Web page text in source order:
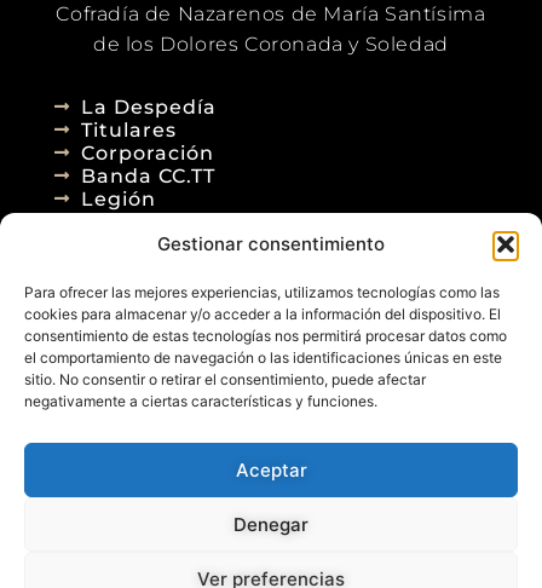
Gestionar consentimiento
Para ofrecer las mejores experiencias, utilizamos tecnologías como las
cookies para almacenar y/o acceder a la información del dispositivo. El
consentimiento de estas tecnologías nos permitirá procesar datos como
el comportamiento de navegación o las identificaciones únicas en este
sitio. No consentir o retirar el consentimiento, puede afectar
negativamente a ciertas características y funciones.
Aceptar
Denegar
Ver preferencias
Cofradía de Nazarenos de María Santísima
de los Dolores Coronada y Soledad
La Despedía
Titulares
Corporación
Banda CC.TT
Legión
Agenda
Blog
Contacto
Política de Privacidad
Posicionamiento Web